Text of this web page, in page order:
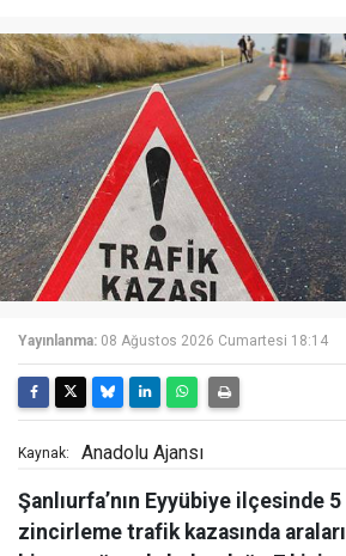
Yayınlanma: 08 Ağustos 2026 Cumartesi 18:14
Kaynak: Anadolu Ajansı
Şanlıurfa’nın Eyyübiye ilçesinde 5
zincirleme trafik kazasında